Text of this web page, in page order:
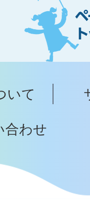
ジ
ト
ッ
へ
いて
合わせ